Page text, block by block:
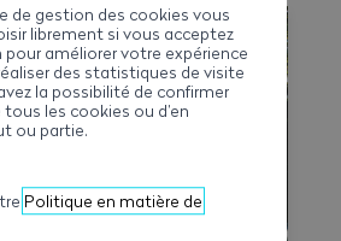
les heures
le temps de déplacement
suppléments sur une base
tout en générant une
exportable en PDF.
de gestion des cookies vous
librement si vous acceptez
améliorer votre expérience
des statistiques de visite
la possibilité de confirmer
les cookies ou d’en
ou partie.
Politique en matière de